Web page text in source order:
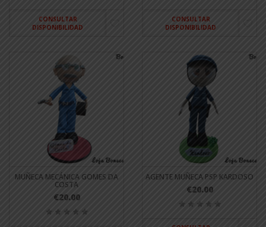
CONSULTAR
DISPONIBILIDAD
CONSULTAR
DISPONIBILIDAD
MUÑECA MECÁNICA GOMES DA
COSTA
€20.00
AGENTE MUÑECA PSP KARDOSO
€20.00